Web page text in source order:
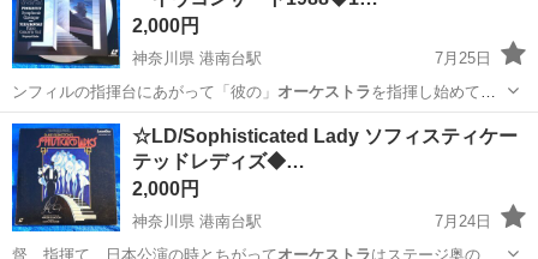
2,000円
神奈川県 港南台駅
7月25日
ンフィルの指揮台にあがって「彼の」 オーケストラを指揮し始めてか
ら34年近くがたっ…
神奈川 横浜市
☆LD/Sophisticated Lady ソフィスティケー
テッドレディズ◆…
2,000円
神奈川県 港南台駅
7月24日
督、指揮て、日本公演の時とちがってオーケストラはステージ奥の雛